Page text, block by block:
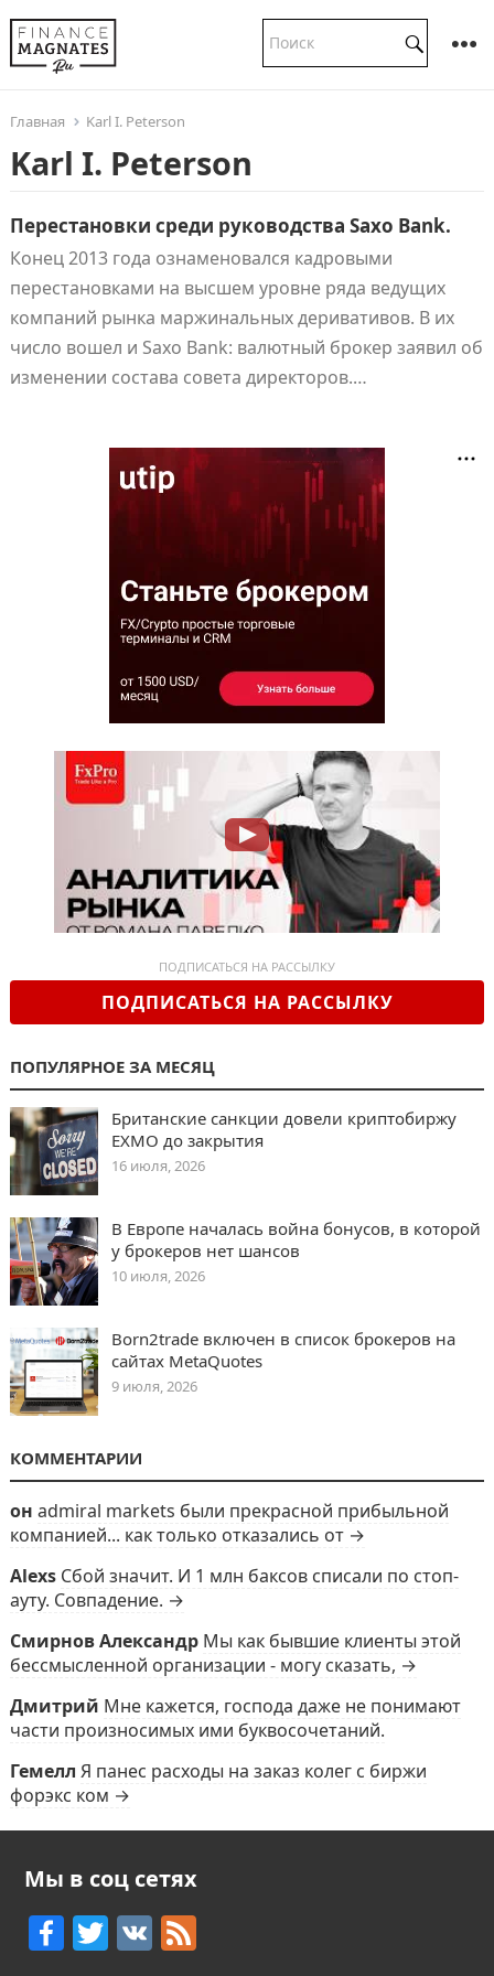
Главная Karl I. Peterson
Karl I. Peterson
Перестановки среди руководства Saxo Bank.
Конец 2013 года ознаменовался кадровыми
перестановками на высшем уровне ряда ведущих
компаний рынка маржинальных деривативов. В их
число вошел и Saxo Bank: валютный брокер заявил об
изменении состава совета директоров.…
ПОДПИСАТЬСЯ НА РАССЫЛКУ
ПОДПИСАТЬСЯ НА РАССЫЛКУ
ПОПУЛЯРНОЕ ЗА МЕСЯЦ
Британские санкции довели криптобиржу
EXMO до закрытия
16 июля, 2026
В Европе началась война бонусов, в которой
у брокеров нет шансов
10 июля, 2026
Born2trade включен в список брокеров на
сайтах MetaQuotes
9 июля, 2026
КОММЕНТАРИИ
он admiral markets были прекрасной прибыльной
компанией... как только отказались от →
Alexs Сбой значит. И 1 млн баксов списали по стоп-
ауту. Совпадение. →
Смирнов Александр Мы как бывшие клиенты этой
бессмысленной организации - могу сказать, →
Дмитрий Мне кажется, господа даже не понимают
части произносимых ими буквосочетаний.
Гемелл Я панес расходы на заказ колег с биржи
форэкс ком →
Мы в соц сетях
F T V F